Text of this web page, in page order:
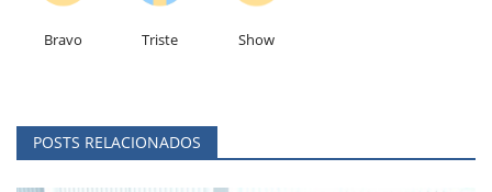
Bravo Triste Show
POSTS RELACIONADOS